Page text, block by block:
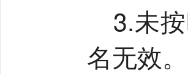
3.未
名无效。